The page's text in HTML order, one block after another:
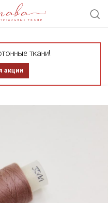
ткани!
акции